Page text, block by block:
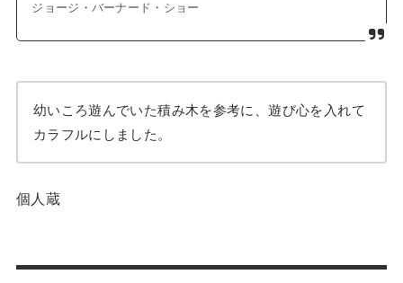
ジョージ・バーナード・ショー
幼いころ遊んでいた積み木を参考に、遊び心を入れて
カラフルにしました。
個人蔵